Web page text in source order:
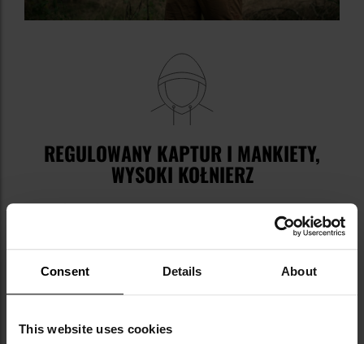
Consent Details About
This website uses cookies
REGULOWANY KAPTUR I MANKIETY,
WYSOKI KOŁNIERZ
regulacjąumożliwia precyzyjne dopasowanie do
głowy w zależności od warunków pogodowych.
krawędzikurtki pozwalają na regulację obwodu, a
podwiewaniem. Dodatkowym zabezpieczeniem przed